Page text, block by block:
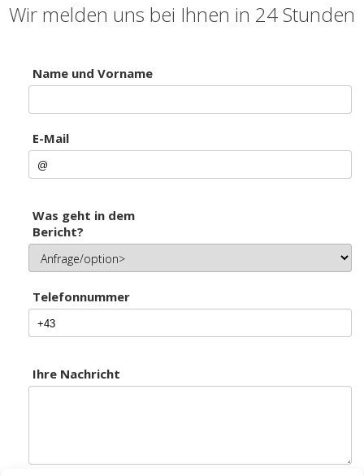
Wir melden uns bei Ihnen in 24 Stunden
Name und Vorname
E-Mail
Was geht in dem
Bericht?
Telefonnummer
Ihre Nachricht